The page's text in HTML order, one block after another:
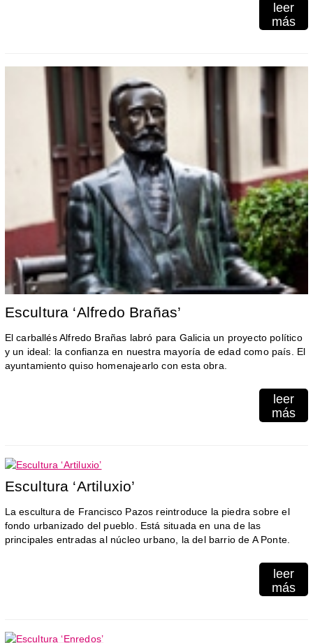
leer
más
Escultura ‘Alfredo Brañas’
El carballés Alfredo Brañas labró para Galicia un proyecto político
y un ideal: la confianza en nuestra mayoría de edad como país. El
ayuntamiento quiso homenajearlo con esta obra.
leer
más
Escultura ‘Artiluxio’
La escultura de Francisco Pazos reintroduce la piedra sobre el
fondo urbanizado del pueblo. Está situada en una de las
principales entradas al núcleo urbano, la del barrio de A Ponte.
leer
más